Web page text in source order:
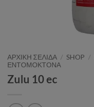
ΑΡΧΙΚΉ ΣΕΛΊΔΑ / SHOP /
ΕΝΤΟΜΟΚΤΟΝΑ
Zulu 10 ec